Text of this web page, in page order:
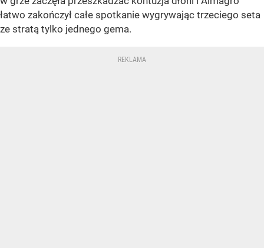
łatwo zakończył całe spotkanie wygrywając trzeciego seta
ze stratą tylko jednego gema.